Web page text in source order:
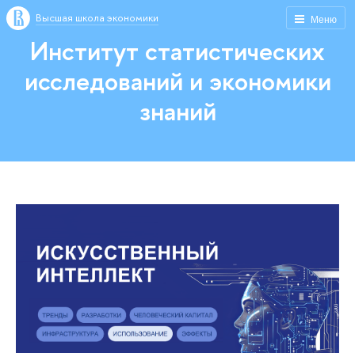
Меню
Высшая школа экономики
Институт статистических
исследований и экономики
знаний